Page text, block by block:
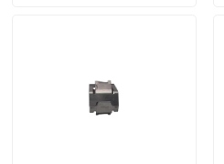
Mostra VR